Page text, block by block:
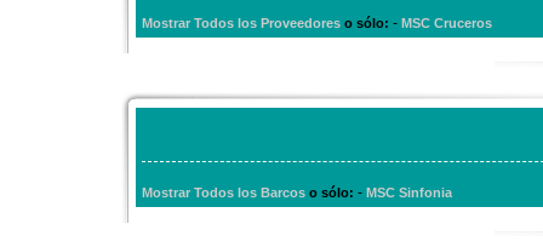
Mostrar Todos los Proveedores o sólo: - MSC Cruceros
Mostrar Todos los Barcos o sólo: - MSC Sinfonia